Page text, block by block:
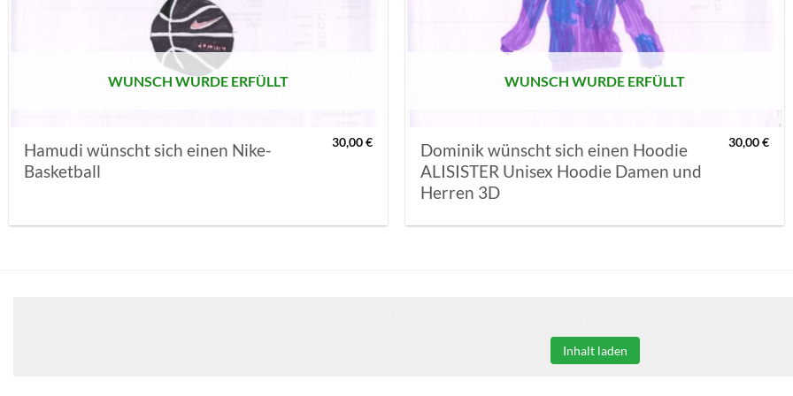
WUNSCH WURDE ERFÜLLT
Hamudi wünscht sich einen Nike-
Basketball
30,00€
WUNSCH WURDE ERFÜLLT
Dominik wünscht sich einen Hoodie
ALISISTER Unisex Hoodie Damen und
Herren 3D
30,00€
Inhalt laden